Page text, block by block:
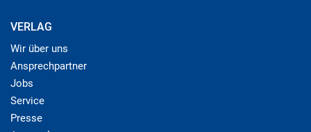
VERLAG
Wir über uns
Ansprechpartner
Jobs
Service
Presse